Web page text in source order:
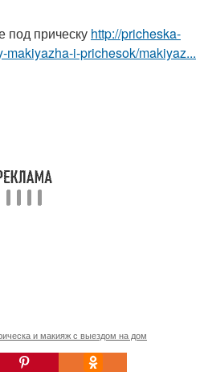
под прическу http://pricheska-
makiyazha-i-prichesok/makiyaz...
и макияж с выездом на дом